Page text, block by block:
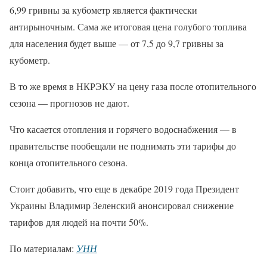
6,99 гривны за кубометр является фактически
антирыночным. Сама же итоговая цена голубого топлива
для населения будет выше — от 7,5 до 9,7 гривны за
кубометр.
В то же время в НКРЭКУ на цену газа после отопительного
сезона — прогнозов не дают.
Что касается отопления и горячего водоснабжения — в
правительстве пообещали не поднимать эти тарифы до
конца отопительного сезона.
Стоит добавить, что еще в декабре 2019 года Президент
Украины Владимир Зеленский анонсировал снижение
тарифов для людей на почти 50%.
По материалам: УНН